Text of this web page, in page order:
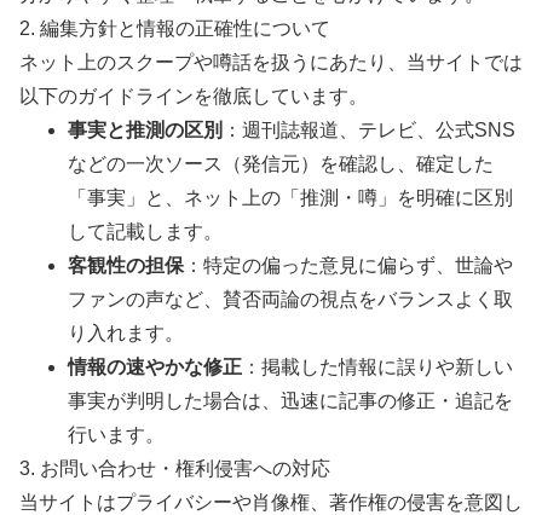
2. 編集方針と情報の正確性について
ネット上のスクープや噂話を扱うにあたり、当サイトでは
以下のガイドラインを徹底しています。
事実と推測の区別 ：週刊誌報道、テレビ、公式SNS
などの一次ソース（発信元）を確認し、確定した
「事実」と、ネット上の「推測・噂」を明確に区別
して記載します。
客観性の担保 ：特定の偏った意見に偏らず、世論や
ファンの声など、賛否両論の視点をバランスよく取
り入れます。
情報の速やかな修正 ：掲載した情報に誤りや新しい
事実が判明した場合は、迅速に記事の修正・追記を
行います。
3. お問い合わせ・権利侵害への対応
当サイトはプライバシーや肖像権、著作権の侵害を意図し